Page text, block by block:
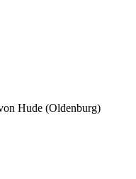
Hude (Oldenburg)